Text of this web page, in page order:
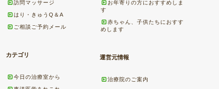
訪問マッサージ
はり・きゅうQ＆A
ご相談ご予約メール
お年寄りの方におすすめしま
す
赤ちゃん、子供たちにおすす
めします
カテゴリ
今日の治療室から
運営元情報
治療院のご案内